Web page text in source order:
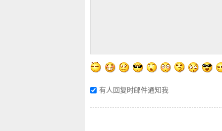
有人回复时邮件通知我